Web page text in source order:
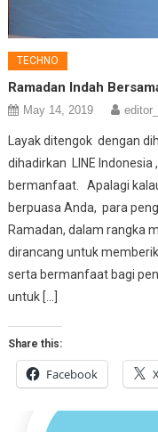
TECHNO
Ramadan Indah
May 14, 2019
Layak ditengok dengan
dihadirkan LINE
bermanfaat. Apalagi
berpuasa Anda, para
Ramadan, dalam rangka
dirancang untuk
serta bermanfaat bagi
untuk […]
Share this:
Facebook